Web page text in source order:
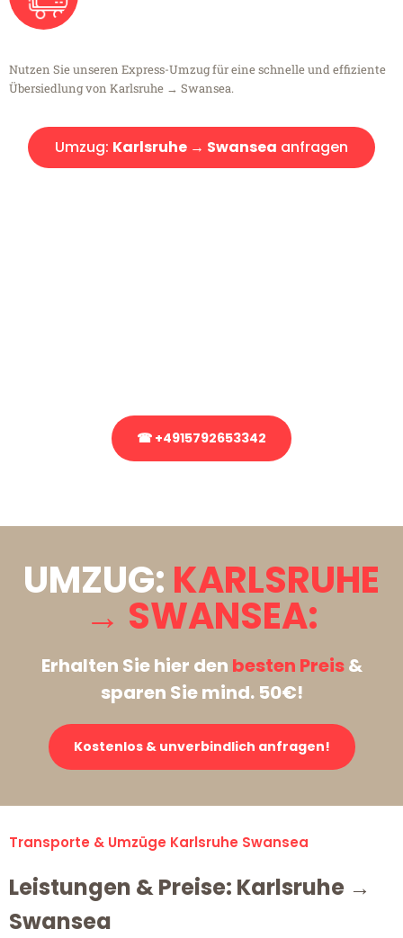
Nutzen Sie unseren Express-Umzug für eine schnelle und effiziente
Übersiedlung von Karlsruhe → Swansea.
Umzug: Karlsruhe → Swansea anfragen
☎ +4915792653342
UMZUG: KARLSRUHE
→ SWANSEA:
Erhalten Sie hier den besten Preis&
sparen Sie mind. 50€!
Kostenlos & unverbindlich anfragen!
Transporte & Umzüge Karlsruhe Swansea
Leistungen & Preise: Karlsruhe →
Swansea